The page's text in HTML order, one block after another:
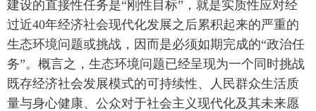
建设的直接性任务是“刚性目标”，就是实质性应对经
过近40年经济社会现代化发展之后累积起来的严重的
生态环境问题或挑战，因而是必须如期完成的“政治任
务”。概言之，生态环境问题已经呈现为一个同时挑战
既存经济社会发展模式的可持续性、人民群众生活质
量与身心健康、公众对于社会主义现代化及其未来愿